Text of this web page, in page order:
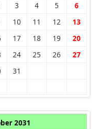
3 4 5 6
10 11 12 13
17 18 19 20
24 25 26 27
31
2031